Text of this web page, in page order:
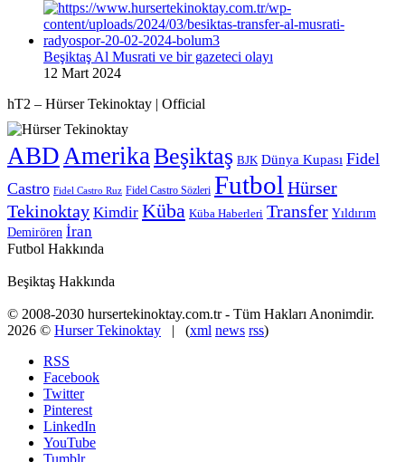
Beşiktaş Al Musrati ve bir gazeteci olayı
12 Mart 2024
hT2 – Hürser Tekinoktay | Official
ABD Amerika Beşiktaş BJK Dünya Kupası Fidel
Castro Fidel Castro Ruz Fidel Castro Sözleri Futbol Hürser
Tekinoktay Kimdir Küba Küba Haberleri Transfer Yıldırım
Demirören İran
Futbol Hakkında
Beşiktaş Hakkında
© 2008-2030 hursertekinoktay.com.tr - Tüm Hakları Anonimdir.
2026 © Hurser Tekinoktay | (xml news rss)
RSS
Facebook
Twitter
Pinterest
LinkedIn
YouTube
Tumblr